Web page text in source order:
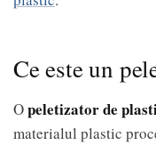
Ce este un
Opeletizator de
materialul plastic